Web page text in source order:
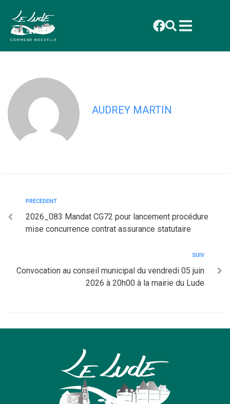
principal
Convocation séance conseil municipal
du 22 mai 2026
AUDREY MARTIN
PRÉCÉDENT
2026_083 Mandat CG72 pour lancement procédure
mise concurrence contrat assurance statutaire
SUIV
Convocation au conseil municipal du vendredi 05 juin
2026 à 20h00 à la mairie du Lude